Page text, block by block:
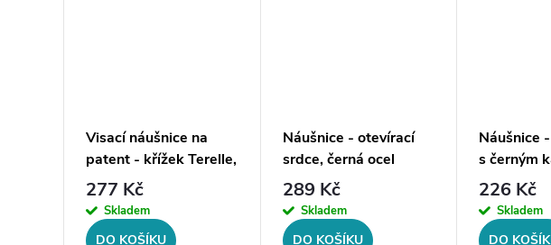
Visací náušnice na
patent - křížek Terelle,
černá ocel
277 Kč
Skladem
DO KOŠÍKU
Náušnice - otevírací
srdce, černá ocel
289 Kč
Skladem
DO KOŠÍKU
Náušnice
s černým
zirkonia,
226 Kč
Skladem
DO